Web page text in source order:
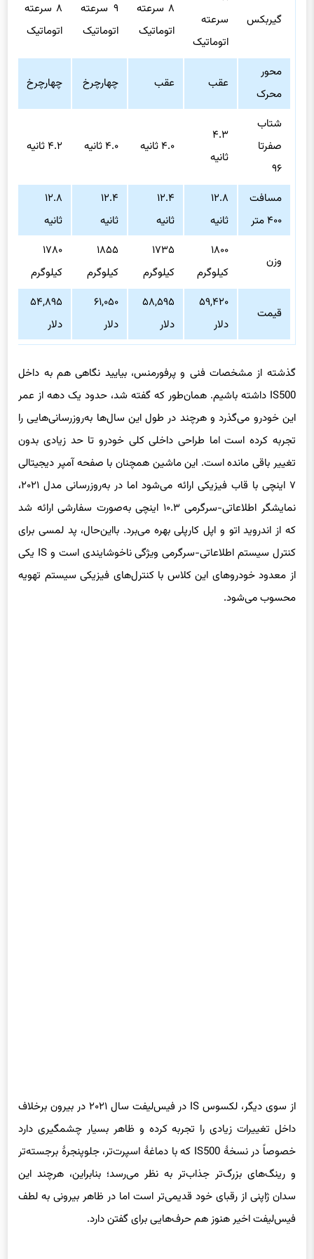
گیربکس
سرعته
اتوماتیک
۸ سرعته
اتوماتیک
۹ سرعته
اتوماتیک
۸ سرعته
اتوماتیک
محور
محرک
عقب عقب چهارچرخ چهارچرخ
شتاب
صفرتا
۹۶
۴.۳
ثانیه
۴.۰ ثانیه ۴.۰ ثانیه ۴.۲ ثانیه
مسافت
۴۰۰ متر
۱۲.۸
ثانیه
۱۲.۴
ثانیه
۱۲.۴
ثانیه
۱۲.۸
ثانیه
وزن
۱۸۰۰
کیلوگرم
۱۷۳۵
کیلوگرم
۱۸۵۵
کیلوگرم
۱۷۸۰
کیلوگرم
قیمت
۵۹,۴۲۰
دلار
۵۸,۵۹۵
دلار
۶۱,۰۵۰
دلار
۵۴,۸۹۵
دلار
گذشته از مشخصات فنی و پرفورمنس، بیایید نگاهی هم به داخل
IS500 داشته باشیم. همان‌طور که گفته شد، حدود یک دهه از عمر
این خودرو می‌گذرد و هرچند در طول این سال‌ها به‌روزرسانی‌هایی را
تجربه کرده است اما طراحی داخلی کلی خودرو تا حد زیادی بدون
تغییر باقی مانده است. این ماشین همچنان با صفحه آمپر دیجیتالی
۷ اینچی با قاب فیزیکی ارائه می‌شود اما در به‌روزرسانی مدل ۲۰۲۱،
نمایشگر اطلاعاتی-سرگرمی ۱۰.۳ اینچی به‌صورت سفارشی ارائه شد
که از اندروید اتو و اپل کارپلی بهره می‌برد. بااین‌حال، پد لمسی برای
کنترل سیستم اطلاعاتی-سرگرمی ویژگی ناخوشایندی است و IS یکی
از معدود خودروهای این کلاس با کنترل‌های فیزیکی سیستم تهویه
محسوب می‌شود.
از سوی دیگر، لکسوس IS در فیس‌لیفت سال ۲۰۲۱ در بیرون برخلاف
داخل تغییرات زیادی را تجربه کرده و ظاهر بسیار چشمگیری دارد
خصوصاً در نسخهٔ IS500 که با دماغهٔ اسپرت‌تر، جلوپنجرهٔ برجسته‌تر
و رینگ‌های بزرگ‌تر جذاب‌تر به نظر می‌رسد؛ بنابراین، هرچند این
سدان ژاپنی از رقبای خود قدیمی‌تر است اما در ظاهر بیرونی به لطف
فیس‌لیفت اخیر هنوز هم حرف‌هایی برای گفتن دارد.